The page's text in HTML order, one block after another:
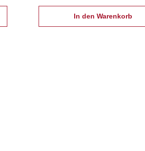
In den Warenkorb